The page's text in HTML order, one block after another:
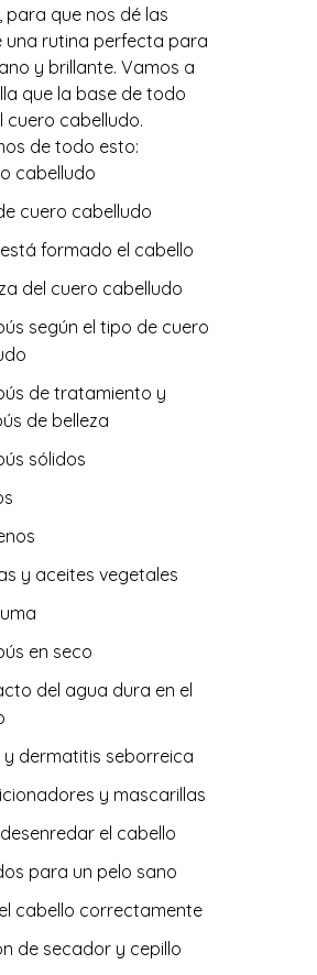
para que nos dé las
una rutina perfecta para
y brillante. Vamos a
que la base de todo
cuero cabelludo.
de todo esto:
cabelludo
cuero cabelludo
formado el cabello
del cuero cabelludo
según el tipo de cuero
de tratamiento y
de belleza
sólidos
y aceites vegetales
en seco
del agua dura en el
y dermatitis seborreica
y mascarillas
el cabello
para un pelo sano
cabello correctamente
de secador y cepillo